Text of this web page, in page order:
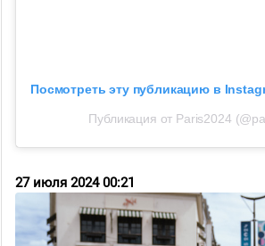
27 июля 2024 00:21
Посмотреть эту публикацию в
Публикация от Paris2024